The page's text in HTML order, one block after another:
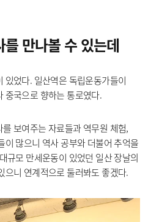
를만나볼 수 있는데
있었다. 일산역은 독립운동가들이
중국으로 향하는 통로였다.
보여주는 자료들과 역무원 체험,
이 많으니 역사 공부와 더불어 추억을
규모 만세운동이 있었던 일산 장날의
으니 연계적으로 둘러봐도 좋겠다.